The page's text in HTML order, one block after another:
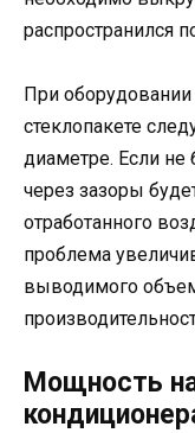
распространился
При оборудовании
стеклопакете
диаметре. Если не
через зазоры
отработанного
проблема
выводимого
Мощность